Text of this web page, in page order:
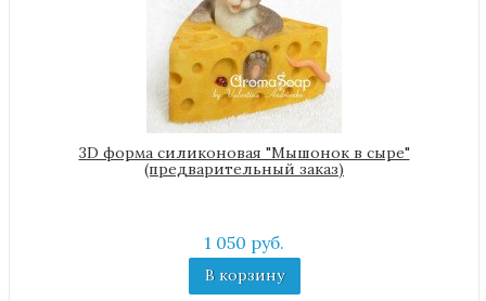
3D форма силиконовая "Мышонок в сыре"
(предварительный заказ)
1 050 руб.
В корзину